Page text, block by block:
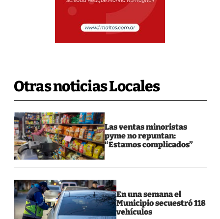
Otras noticias Locales
Las ventas minoristas
pyme no repuntan:
“Estamos complicados”
En una semana el
Municipio secuestró 118
vehículos